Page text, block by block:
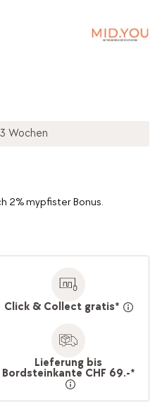
Wochen
2% mypfister Bonus.
Click & Collect gratis*
Lieferung bis
Bordsteinkante CHF 69.-*